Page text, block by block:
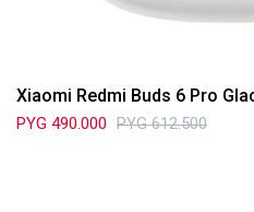
Xiaomi Redmi Buds 6 Pro
PYG 490.000 PYG 612.500